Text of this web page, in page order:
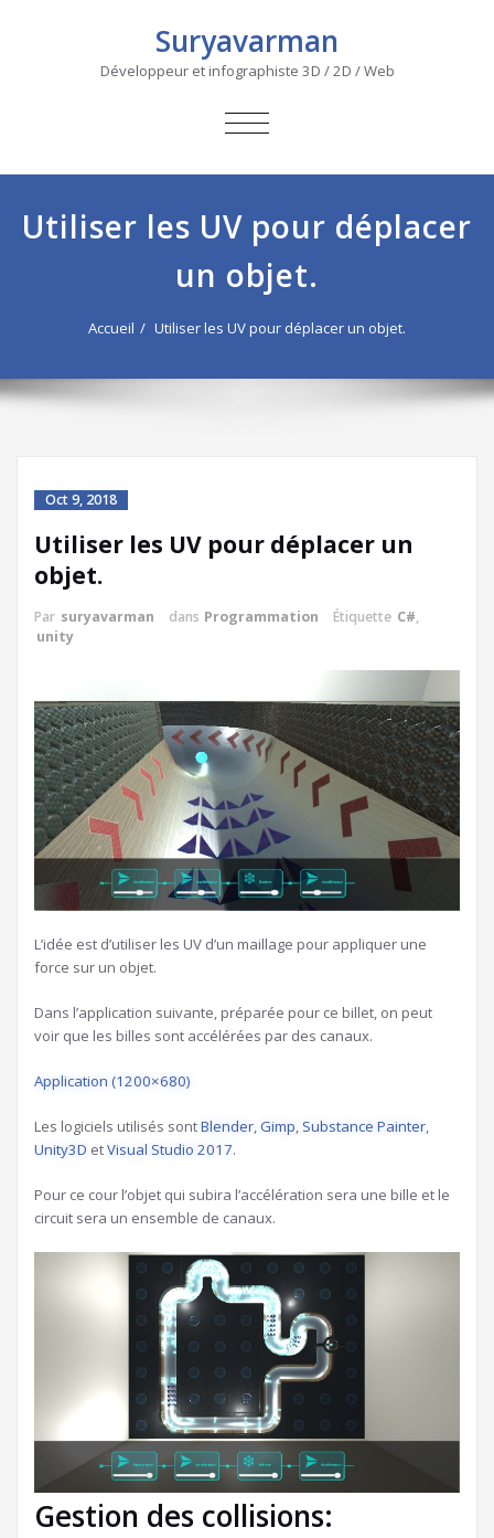
Suryavarman
Développeur et infographiste 3D / 2D / Web
AFFICHER/MASQUER
Utiliser les UV pour déplacer
un objet.
Accueil Utiliser les UV pour déplacer un objet.
Oct 9, 2018
Utiliser les UV pour déplacer un
objet.
Par suryavarman dans Programmation Étiquette C#,
unity
L’idée est d’utiliser les UV d’un maillage pour appliquer une
force sur un objet.
Dans l’application suivante, préparée pour ce billet, on peut
voir que les billes sont accélérées par des canaux.
Application (1200×680)
Les logiciels utilisés sontBlender,Gimp, Substance Painter,
Unity3D etVisual Studio 2017.
Pour ce cour l’objet qui subira l’accélération sera une bille et le
circuit sera un ensemble de canaux.
Gestion des collisions: